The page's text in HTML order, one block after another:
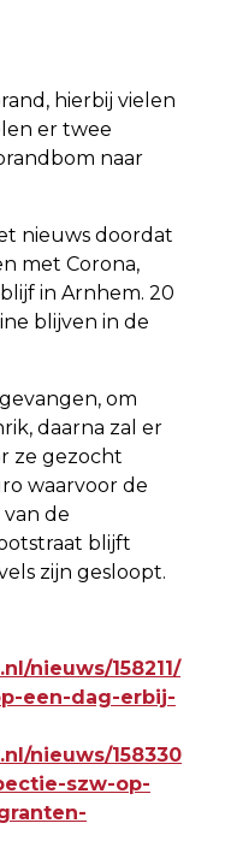
hierbij vielen
er twee
naar
nieuws doordat
met Corona,
in Arnhem. 20
blijven in de
om
daarna zal er
ze gezocht
waarvoor de
de
blijft
zijn gesloopt.
nieuws/158211/
een-dag-erbij-
nieuws/158330
szw-op-